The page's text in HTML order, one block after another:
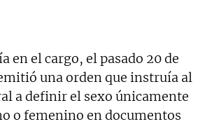
en el cargo, el pasado 20 de
una orden que instruía al
a definir el sexo únicamente
o femenino en documentos